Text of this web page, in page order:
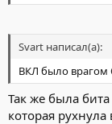
Svart написал(а):
ВКЛ было врагом
Так же была
которая